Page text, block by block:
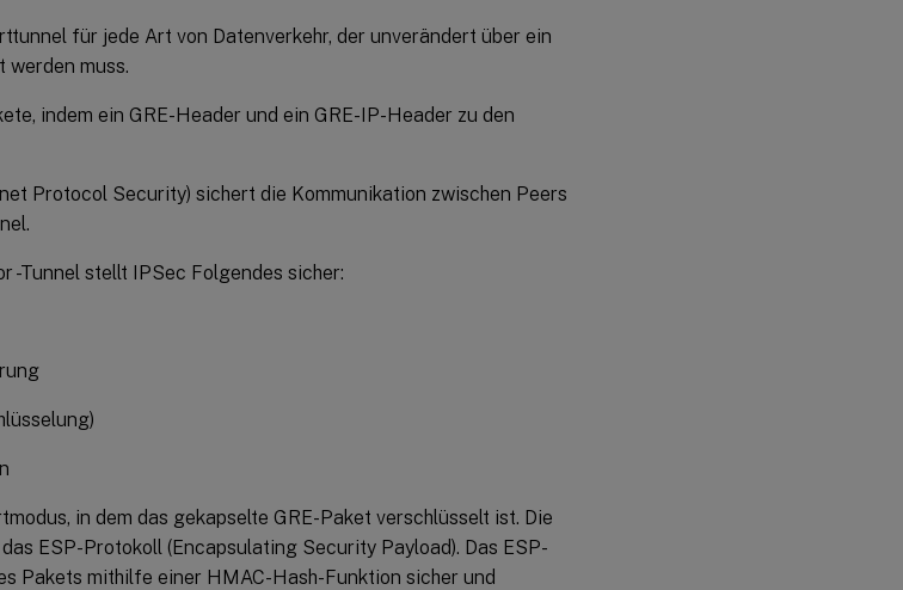
für jede Art von Datenverkehr, der unverändert über ein
werden muss.
indem ein GRE-Header und ein GRE-IP-Header zu den
Protocol Security) sichert die Kommunikation zwischen Peers
-Tunnel stellt IPSec Folgendes sicher:
in dem das gekapselte GRE-Paket verschlüsselt ist. Die
ESP-Protokoll (Encapsulating Security Payload). Das ESP-
Pakets mithilfe einer HMAC-Hash-Funktion sicher und